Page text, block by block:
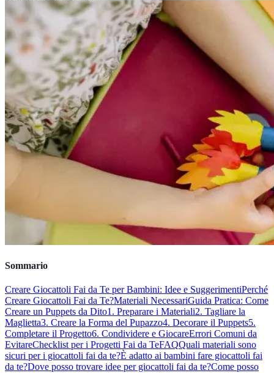
Sommario
Creare Giocattoli Fai da Te per Bambini: Idee e SuggerimentiPerché
Creare Giocattoli Fai da Te?Materiali NecessariGuida Pratica: Come
Creare un Puppets da Dito1. Preparare i Materiali2. Tagliare la
Maglietta3. Creare la Forma del Pupazzo4. Decorare il Puppets5.
Completare il Progetto6. Condividere e GiocareErrori Comuni da
EvitareChecklist per i Progetti Fai da TeFAQQuali materiali sono
sicuri per i giocattoli fai da te?È adatto ai bambini fare giocattoli fai
da te?Dove posso trovare idee per giocattoli fai da te?Come posso